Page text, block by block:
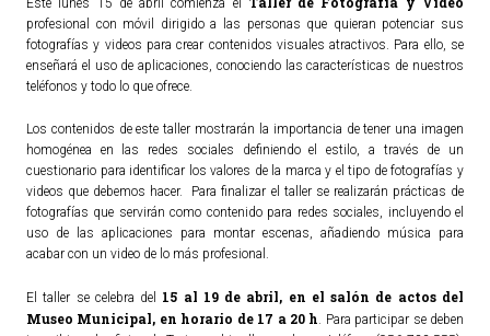
profesional con móvil dirigido a las personas que quieran potenciar sus
fotografías y videos para crear contenidos visuales atractivos. Para ello, se
enseñará el uso de aplicaciones, conociendo las características de nuestros
teléfonos y todo lo que ofrece.
Los contenidos de este taller mostrarán la importancia de tener una imagen
homogénea en las redes sociales definiendo el estilo, a través de un
cuestionario para identificar los valores de la marca y el tipo de fotografías y
videos que debemos hacer. Para finalizar el taller se realizarán prácticas de
fotografías que servirán como contenido para redes sociales, incluyendo el
uso de las aplicaciones para montar escenas, añadiendo música para
acabar con un video de lo más profesional.
El taller se celebra del
15 al 19 de abril, en el salón de actos del
Museo Municipal, en horario de 17 a 20 h . Para participar se deben